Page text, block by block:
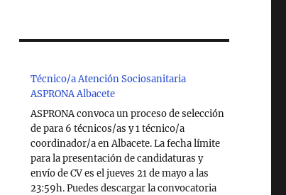
Técnico/a Atención Sociosanitaria
ASPRONA Albacete
ASPRONA convoca un proceso de selección
de para 6 técnicos/as y 1 técnico/a
coordinador/a en Albacete. La fecha límite
para la presentación de candidaturas y
envío de CV es el jueves 21 de mayo a las
23:59h. Puedes descargar la convocatoria